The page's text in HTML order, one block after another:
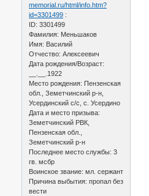
memorial.ru/html/info.htm?
id=3301499 :
ID: 3301499
Фамилия: Меньшаков
Имя: Василий
Отчество: Алексеевич
Дата рождения/Возраст:
__.__.1922
Место рождения: Пензенская
обл., Земетчинский р-н,
Усердинский с/с, с. Усердино
Дата и место призыва:
Земетчинский РВК,
Пензенская обл.,
Земетчинский р-н
Последнее место службы: 3
гв. мсбр
Воинское звание: мл. сержант
Причина выбытия: пропал без
вести